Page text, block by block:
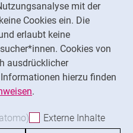
mit der
Cookies ein. Die
erlaubt keine
Cookies von
ausdrücklicher
hierzu finden
.
akzeptieren
Analyse-Cookies
Externe Inhalte